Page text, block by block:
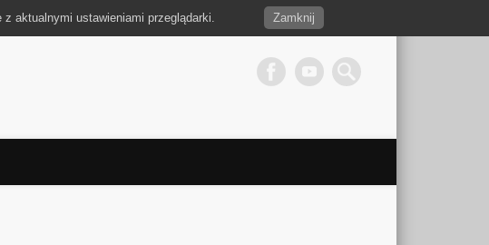
aktualnymi ustawieniami przeglądarki. Zamknij